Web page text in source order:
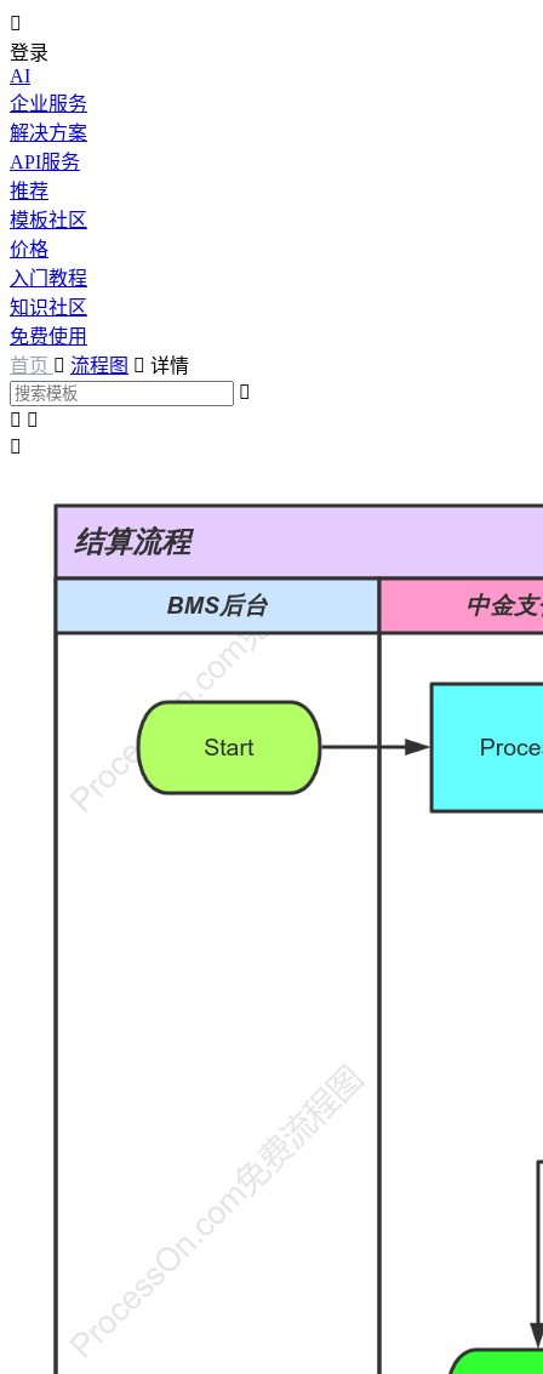

登录
AI
企业服务
解决方案
API服务
推荐
模板社区
价格
入门教程
知识社区
免费使用
首页  流程图  详情

 
